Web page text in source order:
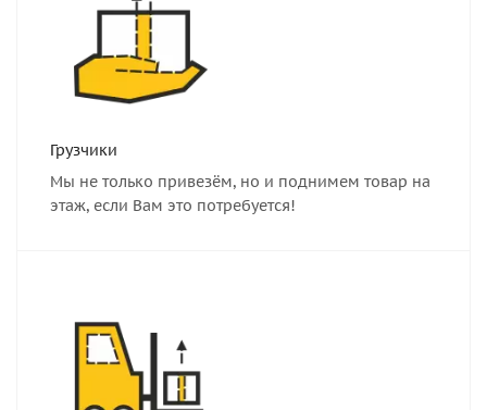
Грузчики
Мы не только привезём, но и поднимем товар на
этаж, если Вам это потребуется!